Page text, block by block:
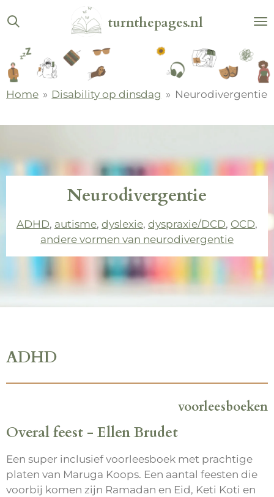
Ga
direct
de
hoofdinhoud
turnthepages.nl
Home » Disability op dinsdag » Neurodivergentie
Neurodivergentie
ADHD, autisme, dyslexie, dyspraxie/DCD, OCD,
andere vormen van neurodivergentie
ADHD
voorleesboeken
Overal feest - Ellen Brudet
Een super inclusief voorleesboek met prachtige
platen van Maruga Koops. Een aantal feesten die
voorbij komen zijn Ramadan en Eid, Keti Koti en